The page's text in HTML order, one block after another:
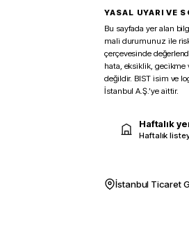
YASAL UYARI VE
Bu sayfada yer alan
mali durumunuz ile
çerçevesinde
hata, eksiklik, gecikme
değildir. BIST isim ve
İstanbul A.Ş.’ye aittir.
Haftalık
Haftalık
İstanbul Ticaret